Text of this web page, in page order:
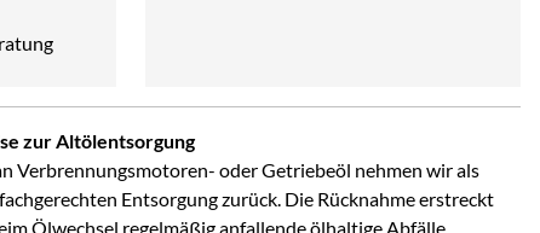
zur Altölentsorgung
Verbrennungsmotoren- oder Getriebeöl nehmen wir als
Entsorgung zurück. Die Rücknahme erstreckt
Ölwechsel regelmäßig anfallende ölhaltige Abfälle.